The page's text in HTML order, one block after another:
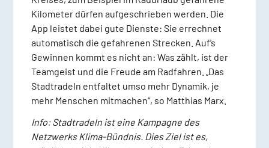
Kilometer dürfen aufgeschrieben werden. Die
App leistet dabei gute Dienste: Sie errechnet
automatisch die gefahrenen Strecken. Auf’s
Gewinnen kommt es nicht an: Was zählt, ist der
Teamgeist und die Freude am Radfahren. „Das
Stadtradeln entfaltet umso mehr Dynamik, je
mehr Menschen mitmachen“, so Matthias Marx.
Info: Stadtradeln ist eine Kampagne des
Netzwerks Klima-Bündnis. Dies Ziel ist es,